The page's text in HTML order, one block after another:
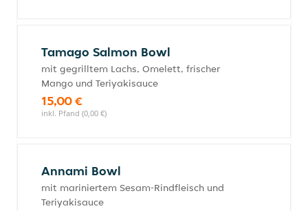
Tamago Salmon Bowl
mit gegrilltem Lachs, Omelett, frischer
Mango und Teriyakisauce
15,00 €
inkl. Pfand (0,00 €)
Annami Bowl
mit mariniertem Sesam-Rindfleisch und
Teriyakisauce